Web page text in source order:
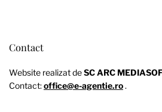
Contact
Website realizat deSC ARC
Contact:office@e-agentie.ro.